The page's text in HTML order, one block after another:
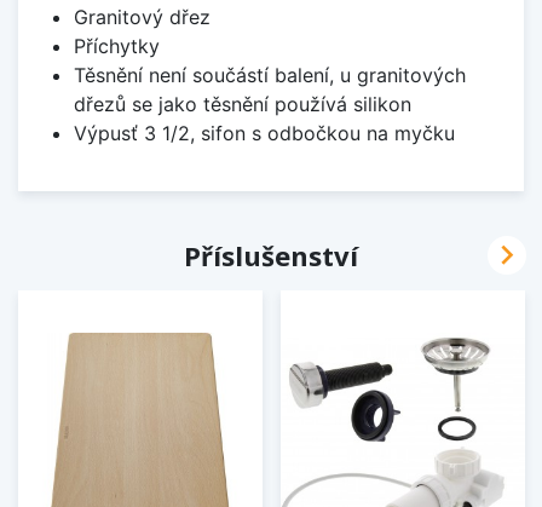
Granitový dřez
Příchytky
Těsnění není součástí balení, u granitových
dřezů se jako těsnění používá silikon
Výpusť 3 1/2, sifon s odbočkou na myčku
Příslušenství 